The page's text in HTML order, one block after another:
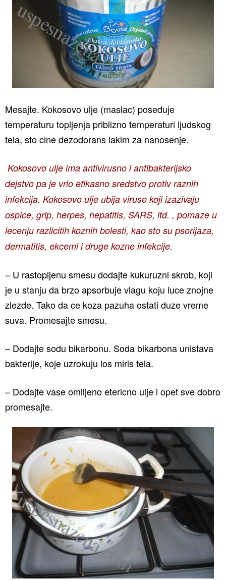
Mesajte. Kokosovo ulje (maslac) poseduje
temperaturu topljenja priblizno temperaturi ljudskog
tela, sto cine dezodorans lakim za nanosenje.
Kokosovo ulje ima antivirusno i antibakterijsko
dejstvo pa je vrlo efikasno sredstvo protiv raznih
infekcija. Kokosovo ulje ubija viruse koji izazivaju
ospice, grip, herpes, hepatitis, SARS, itd. , pomaze u
lecenju razlicitih koznih bolesti, kao sto su psorijaza,
dermatitis, ekcemi i druge kozne infekcije.
– U rastopljenu smesu dodajte kukuruzni skrob, koji
je u stanju da brzo apsorbuje vlagu koju luce znojne
zlezde. Tako da ce koza pazuha ostati duze vreme
suva. Promesajte smesu.
– Dodajte sodu bikarbonu. Soda bikarbona unistava
bakterije, koje uzrokuju los miris tela.
– Dodajte vase omiljeno etericno ulje i opet sve dobro
promesajte.